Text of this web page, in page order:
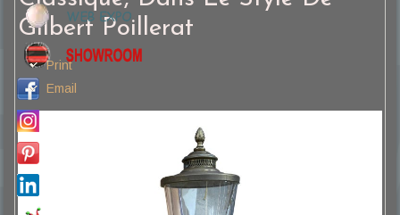
Gilbert Poillerat
Print
Email